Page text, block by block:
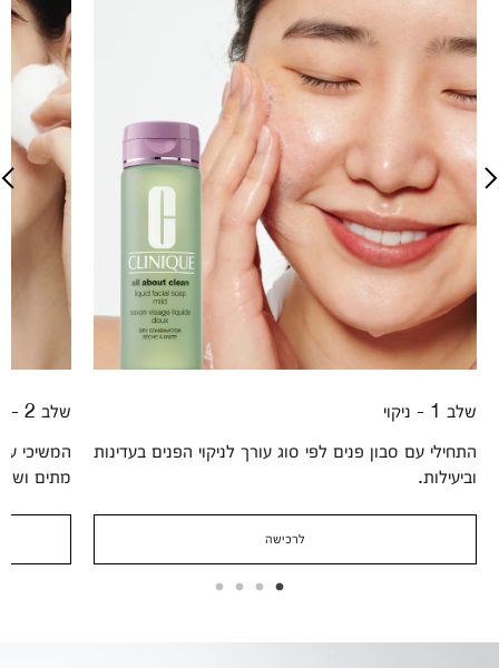
שלב 1 - ניקוי
התחילי עם סבון פנים לפי סוג עורך לניקוי הפנים בעדינות
וביעילות.
לרכישה
שלב 2 - הסרה
המשיכי
מתים